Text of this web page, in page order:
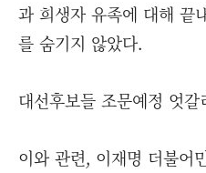
과 희생자 유족에 대해 끝
를 숨기지 않았다.
대선후보들 조문예정 엇갈
이와 관련, 이재명 더불어